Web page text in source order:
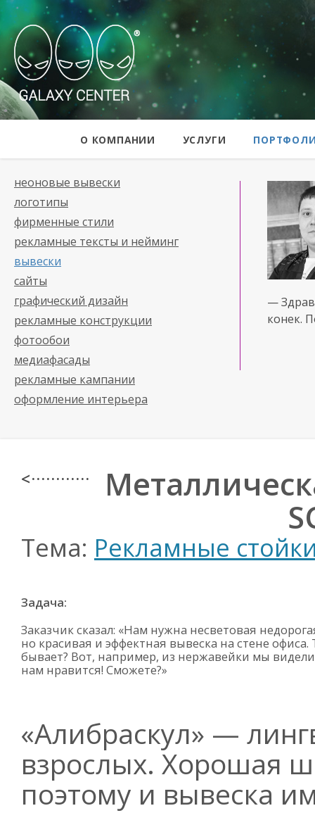
Galaxy Center
О КОМПАНИИ УСЛУГИ
неоновые вывески
логотипы
фирменные стили
рекламные тексты и нейминг
вывески
сайты
графический дизайн
рекламные конструкции
фотообои
медиафасады
рекламные кампании
оформление интерьера
—
конек.
< · · · · · · · · · · · ·
Тема: Рекламные
Задача:
Заказчик сказал: «Нам нужна несветовая
но красивая и эффектная вывеска на стене офиса.
бывает? Вот, например, из нержавейки мы
нам нравится! Сможете?»
«Алибраскул» —
взрослых. Хорошая
поэтому и вывеска